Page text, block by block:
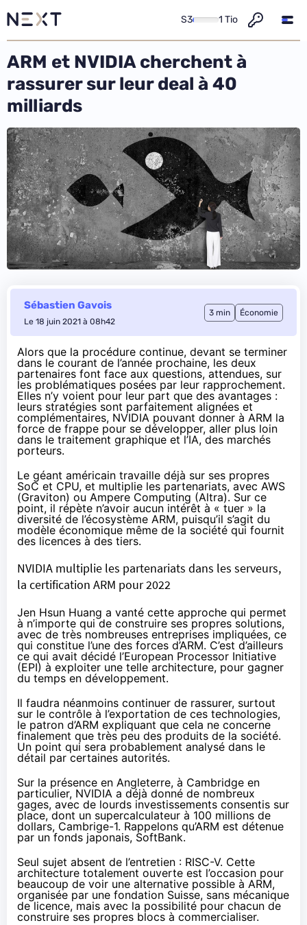
S3 1 Tio
ARM et NVIDIA cherchent à
rassurer sur leur deal à 40
milliards
Sébastien Gavois
Le 18 juin 2021 à 08h42
3 min Économie
Alors que la procédure continue, devant se terminer
dans le courant de l’année prochaine, les deux
partenaires font face aux questions, attendues, sur
les problématiques posées par leur rapprochement.
Elles n’y voientpour leur part que des avantages :
leurs stratégies sont parfaitement alignées et
complémentaires, NVIDIA pouvant donner à ARM la
force de frappe pour se développer, aller plus loin
dans le traitement graphique et l’IA, des marchés
porteurs.
Le géant américain travaille déjà sur ses propres
SoC et CPU, et multiplie les partenariats, avec AWS
(Graviton) ou Ampere Computing (Altra). Sur ce
point, il répète n’avoir aucun intérêt à « tuer » la
diversité de l’écosystème ARM, puisqu’il s’agit du
modèle économique même de la société qui fournit
des licences à des tiers.
NVIDIA multiplie les partenariats dans les serveurs,
la certification ARM pour 2022
Jen Hsun Huang a vanté cette approche qui permet
à n’importe qui de construire ses propres solutions,
avec de très nombreuses entreprises impliquées, ce
qui constitue l’une des forces d’ARM. C’est d’ailleurs
ce qui avait décidé l’European Processor Initiative
(EPI) à exploiter une telle architecture, pour gagner
du temps en développement.
Il faudra néanmoins continuer de rassurer, surtout
sur le contrôle à l’exportation de ces technologies,
le patron d’ARM expliquant que cela ne concerne
finalement que très peu des produits de la société.
Un point qui sera probablement analysé dans le
détail par certaines autorités.
Sur la présence en Angleterre, à Cambridge en
particulier, NVIDIA a déjà donné de nombreux
gages, avec de lourds investissements consentis sur
place, dont un supercalculateur à 100 millions de
dollars, Cambrige-1. Rappelons qu’ARM est détenue
par un fonds japonais, SoftBank.
Seul sujet absent de l’entretien : RISC-V. Cette
architecture totalement ouverte est l’occasion pour
beaucoup de voir une alternative possible à ARM,
organisée par une fondation Suisse, sans mécanique
de licence, mais avec la possibilité pour chacun de
construire ses propres blocs à commercialiser.